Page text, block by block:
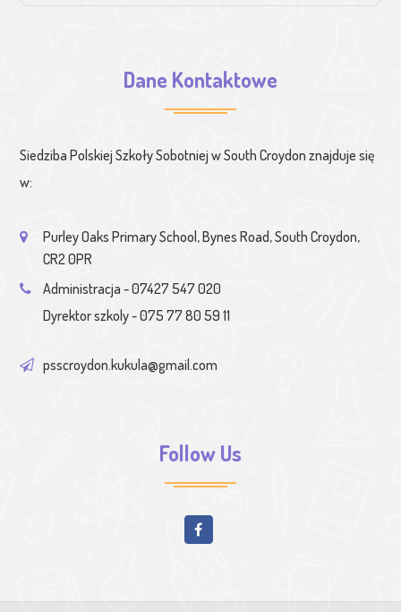
Dane Kontaktowe
Siedziba Polskiej Szkoły Sobotniej w South Croydon znajduje się
w:
Purley Oaks Primary School, Bynes Road, South Croydon,
CR2 0PR
Administracja - 07427 547 020
Dyrektor szkoly - 075 77 80 59 11
psscroydon.kukula@gmail.com
Follow Us